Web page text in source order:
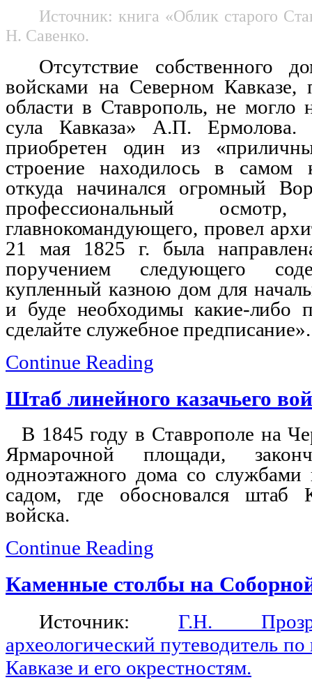
Источник: книга «Облик старого
Н. Савенко.
Отсутствие собственного
войсками на Северном Кавка­зе,
области в Ставрополь, не могло
сула Кавказа» А.П.
приобретен один из
строение находилось в самом
откуда начи­нался огромный
профессиональный
главнокомандующего, провел
21 мая 1825 г. была
поручением следующего
купленный казною дом для
и буде необходимы какие-либо
сделайте служебное предписание».
Continue Reading
Штаб линейного казачьего
В 1845 году в Ставрополе на
Ярмарочной площади,
одноэтажного дома со
садом, где обосновался штаб
войска.
Continue Reading
Каменные столбы на
Источник: Г.Н.
археологический путеводитель
Кавказе и его окрестностям.